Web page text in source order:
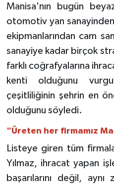
Manisa'nın bugün
otomotiv yan
ekipmanlarından cam
sanayiye kadar birçok
farklı coğrafyalarına
kenti olduğunu
çeşitliliğinin şehrin en
olduğunu söyledi.
"Üreten her firmamız
Listeye giren tüm
Yılmaz, ihracat yapan
başarılarını değil,